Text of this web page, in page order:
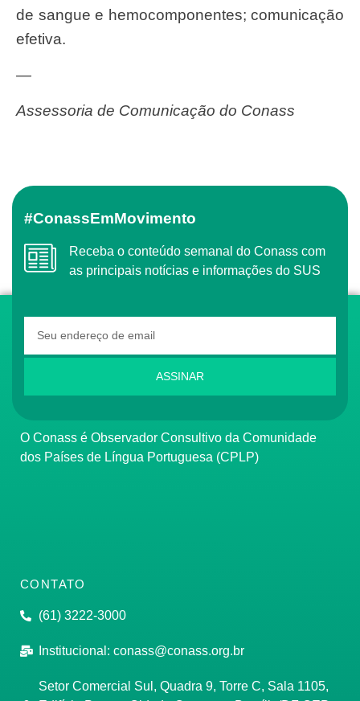
de sangue e hemocomponentes; comunicação
efetiva.
—
Assessoria de Comunicação do Conass
#ConassEmMovimento
Receba o conteúdo semanal do Conass com
as principais notícias e informações do SUS
ASSINAR
O Conass é Observador Consultivo da Comunidade
dos Países de Língua Portuguesa (CPLP)
CONTATO
(61) 3222-3000
Institucional: conass@conass.org.br
Setor Comercial Sul, Quadra 9, Torre C, Sala 1105,